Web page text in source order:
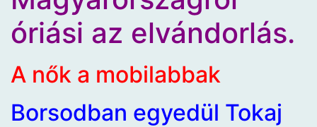
óriási az elvándorlás.
A nők a mobilabbak
Borsodban egyedül Tokaj